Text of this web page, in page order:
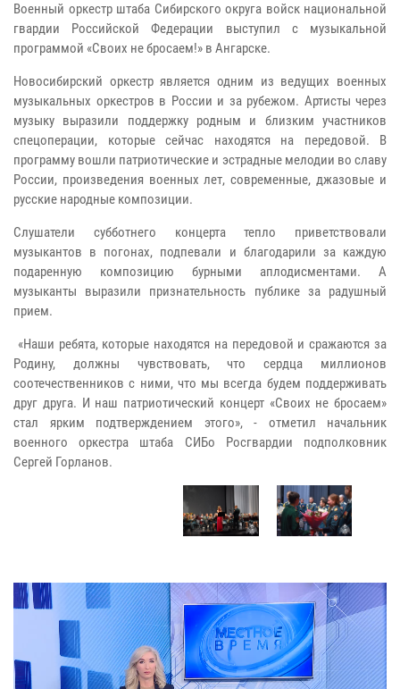
Военный оркестр штаба Сибирского округа войск национальной
гвардии Российской Федерации выступил с музыкальной
программой «Своих не бросаем!» в Ангарске.
Новосибирский оркестр является одним из ведущих военных
музыкальных оркестров в России и за рубежом. Артисты через
музыку выразили поддержку родным и близким участников
спецоперации, которые сейчас находятся на передовой. В
программу вошли патриотические и эстрадные мелодии во славу
России, произведения военных лет, современные, джазовые и
русские народные композиции.
Слушатели субботнего концерта тепло приветствовали
музыкантов в погонах, подпевали и благодарили за каждую
подаренную композицию бурными аплодисментами. А
музыканты выразили признательность публике за радушный
прием.
«Наши ребята, которые находятся на передовой и сражаются за
Родину, должны чувствовать, что сердца миллионов
соотечественников с ними, что мы всегда будем поддерживать
друг друга. И наш патриотический концерт «Своих не бросаем»
стал ярким подтверждением этого», - отметил начальник
военного оркестра штаба СИБо Росгвардии подполковник
Сергей Горланов.